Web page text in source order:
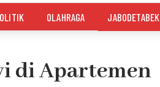
OLAHRAGA JABODETABEK
di Apartemen